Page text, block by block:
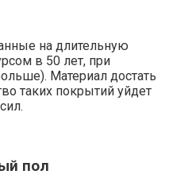
на длительную
в 50 лет, при
Материал достать
таких покрытий уйдет
пол